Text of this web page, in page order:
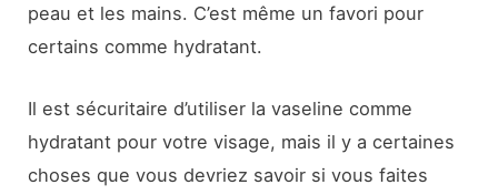
peau et les mains. C’est même un favori pour
certains comme hydratant.
Il est sécuritaire d’utiliser la vaseline comme
hydratant pour votre visage, mais il y a certaines
choses que vous devriez savoir si vous faites